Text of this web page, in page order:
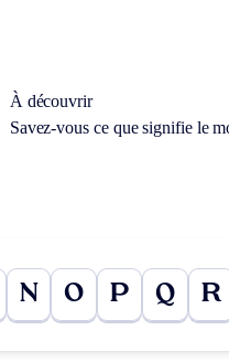
À découvrir
Savez-vous ce que signifie le
N O P Q R